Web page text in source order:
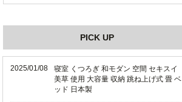
PICK UP
2025/01/08
寝室 くつろぎ 和モダン 空間 セキスイ
美草 使用 大容量 収納 跳ね上げ式 畳 ベ
ッド 日本製